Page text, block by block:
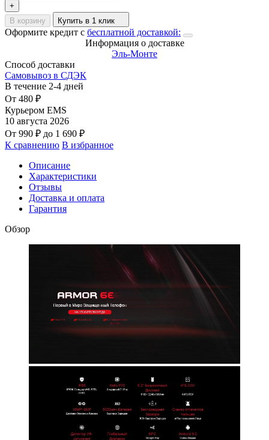
+
В корзину
Купить в 1 клик
Оформите кредит с бесплатной доставкой:
Информация о доставке
Эль-Монте
Способ доставки
Самовывоз в СДЭК
В течение 2-4 дней
От 480 ₽
Курьером EMS
10 августа 2026
От 990 ₽ до 1 690 ₽
К сравнению В избранное
Описание
Характеристики
Отзывы
Доставка и оплата
Гарантия
Обзор